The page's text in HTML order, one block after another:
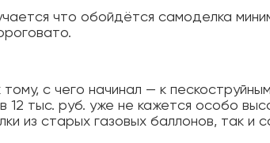
что обойдётся самоделка
с чего начинал — к
12 тыс. руб. уже не кажется особо
из старых газовых баллонов, так и